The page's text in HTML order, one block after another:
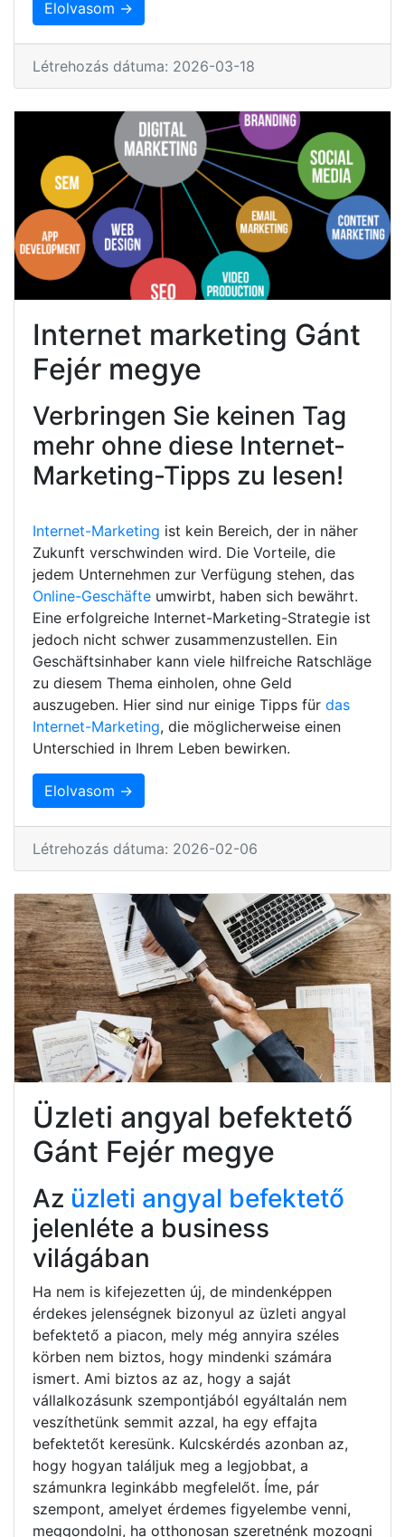
Elolvasom →
Létrehozás dátuma: 2026-03-18
Internet marketing Gánt
Fejér megye
Verbringen Sie keinen Tag
mehr ohne diese Internet-
Marketing-Tipps zu lesen!
Internet-Marketing ist kein Bereich, der in näher
Zukunft verschwinden wird. Die Vorteile, die
jedem Unternehmen zur Verfügung stehen, das
Online-Geschäfte umwirbt, haben sich bewährt.
Eine erfolgreiche Internet-Marketing-Strategie ist
jedoch nicht schwer zusammenzustellen. Ein
Geschäftsinhaber kann viele hilfreiche Ratschläge
zu diesem Thema einholen, ohne Geld
auszugeben. Hier sind nur einige Tipps für das
Internet-Marketing, die möglicherweise einen
Unterschied in Ihrem Leben bewirken.
Elolvasom →
Létrehozás dátuma: 2026-02-06
Üzleti angyal befektető
Gánt Fejér megye
Az üzleti angyal befektető
jelenléte a business
világában
Ha nem is kifejezetten új, de mindenképpen
érdekes jelenségnek bizonyul az üzleti angyal
befektető a piacon, mely még annyira széles
körben nem biztos, hogy mindenki számára
ismert. Ami biztos az az, hogy a saját
vállalkozásunk szempontjából egyáltalán nem
veszíthetünk semmit azzal, ha egy effajta
befektetőt keresünk. Kulcskérdés azonban az,
hogy hogyan találjuk meg a legjobbat, a
számunkra leginkább megfelelőt. Íme, pár
szempont, amelyet érdemes figyelembe venni,
meggondolni, ha otthonosan szeretnénk mozogni